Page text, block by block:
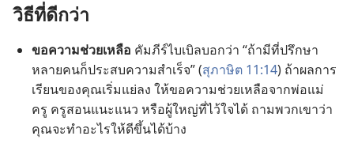
วิธี​ที่​ดี​กว่า
ขอ​ความ​ช่วยเหลือ คัมภีร์​ไบเบิล​บอก​ว่า “ถ้า​มี​ที่​ปรึกษา​
หลาย​คน​ก็​ประสบ​ความ​สำเร็จ” (สุภาษิต 11:14) ถ้า​ผล​การ​
เรียน​ของ​คุณ​เริ่ม​แย่​ลง ให้​ขอ​ความ​ช่วยเหลือ​จาก​พ่อ​แม่
ครู ครู​สอน​แนะ​แนว หรือ​ผู้​ใหญ่​ที่​ไว้​ใจ​ได้ ถาม​พวก​เขา​ว่า​
คุณ​จะ​ทำ​อะไร​ให้​ดี​ขึ้น​ได้​บ้าง